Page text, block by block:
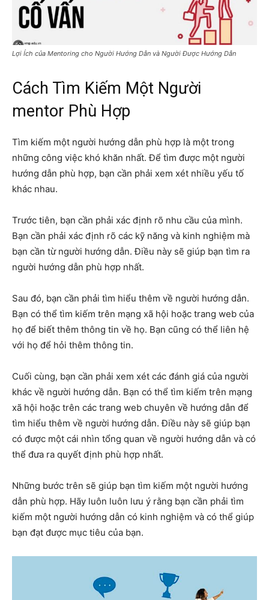
Lợi Ích của Mentoring cho Người Hướng Dẫn và Người Được Hướng Dẫn
Cách Tìm Kiếm Một Người
mentor Phù Hợp
Tìm kiếm một người hướng dẫn phù hợp là một trong
những công việc khó khăn nhất. Để tìm được một người
hướng dẫn phù hợp, bạn cần phải xem xét nhiều yếu tố
khác nhau.
Trước tiên, bạn cần phải xác định rõ nhu cầu của mình.
Bạn cần phải xác định rõ các kỹ năng và kinh nghiệm mà
bạn cần từ người hướng dẫn. Điều này sẽ giúp bạn tìm ra
người hướng dẫn phù hợp nhất.
Sau đó, bạn cần phải tìm hiểu thêm về người hướng dẫn.
Bạn có thể tìm kiếm trên mạng xã hội hoặc trang web của
họ để biết thêm thông tin về họ. Bạn cũng có thể liên hệ
với họ để hỏi thêm thông tin.
Cuối cùng, bạn cần phải xem xét các đánh giá của người
khác về người hướng dẫn. Bạn có thể tìm kiếm trên mạng
xã hội hoặc trên các trang web chuyên về hướng dẫn để
tìm hiểu thêm về người hướng dẫn. Điều này sẽ giúp bạn
có được một cái nhìn tổng quan về người hướng dẫn và có
thể đưa ra quyết định phù hợp nhất.
Những bước trên sẽ giúp bạn tìm kiếm một người hướng
dẫn phù hợp. Hãy luôn luôn lưu ý rằng bạn cần phải tìm
kiếm một người hướng dẫn có kinh nghiệm và có thể giúp
bạn đạt được mục tiêu của bạn.